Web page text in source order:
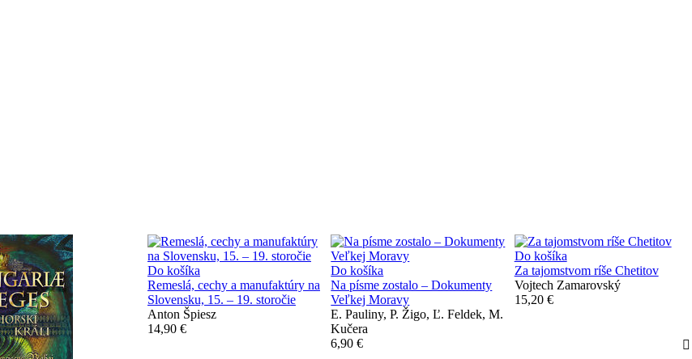
Do košíka
Remeslá, cechy a manufaktúry na
Slovensku, 15. – 19. storočie
Anton Špiesz
14,90 €
Do košíka
Na písme zostalo – Dokumenty
Veľkej Moravy
E. Pauliny, P. Žigo, Ľ. Feldek, M.
Kučera
6,90 €
Do košíka
Za tajomstvom ríše Chetitov
Vojtech Zamarovský
15,20 €